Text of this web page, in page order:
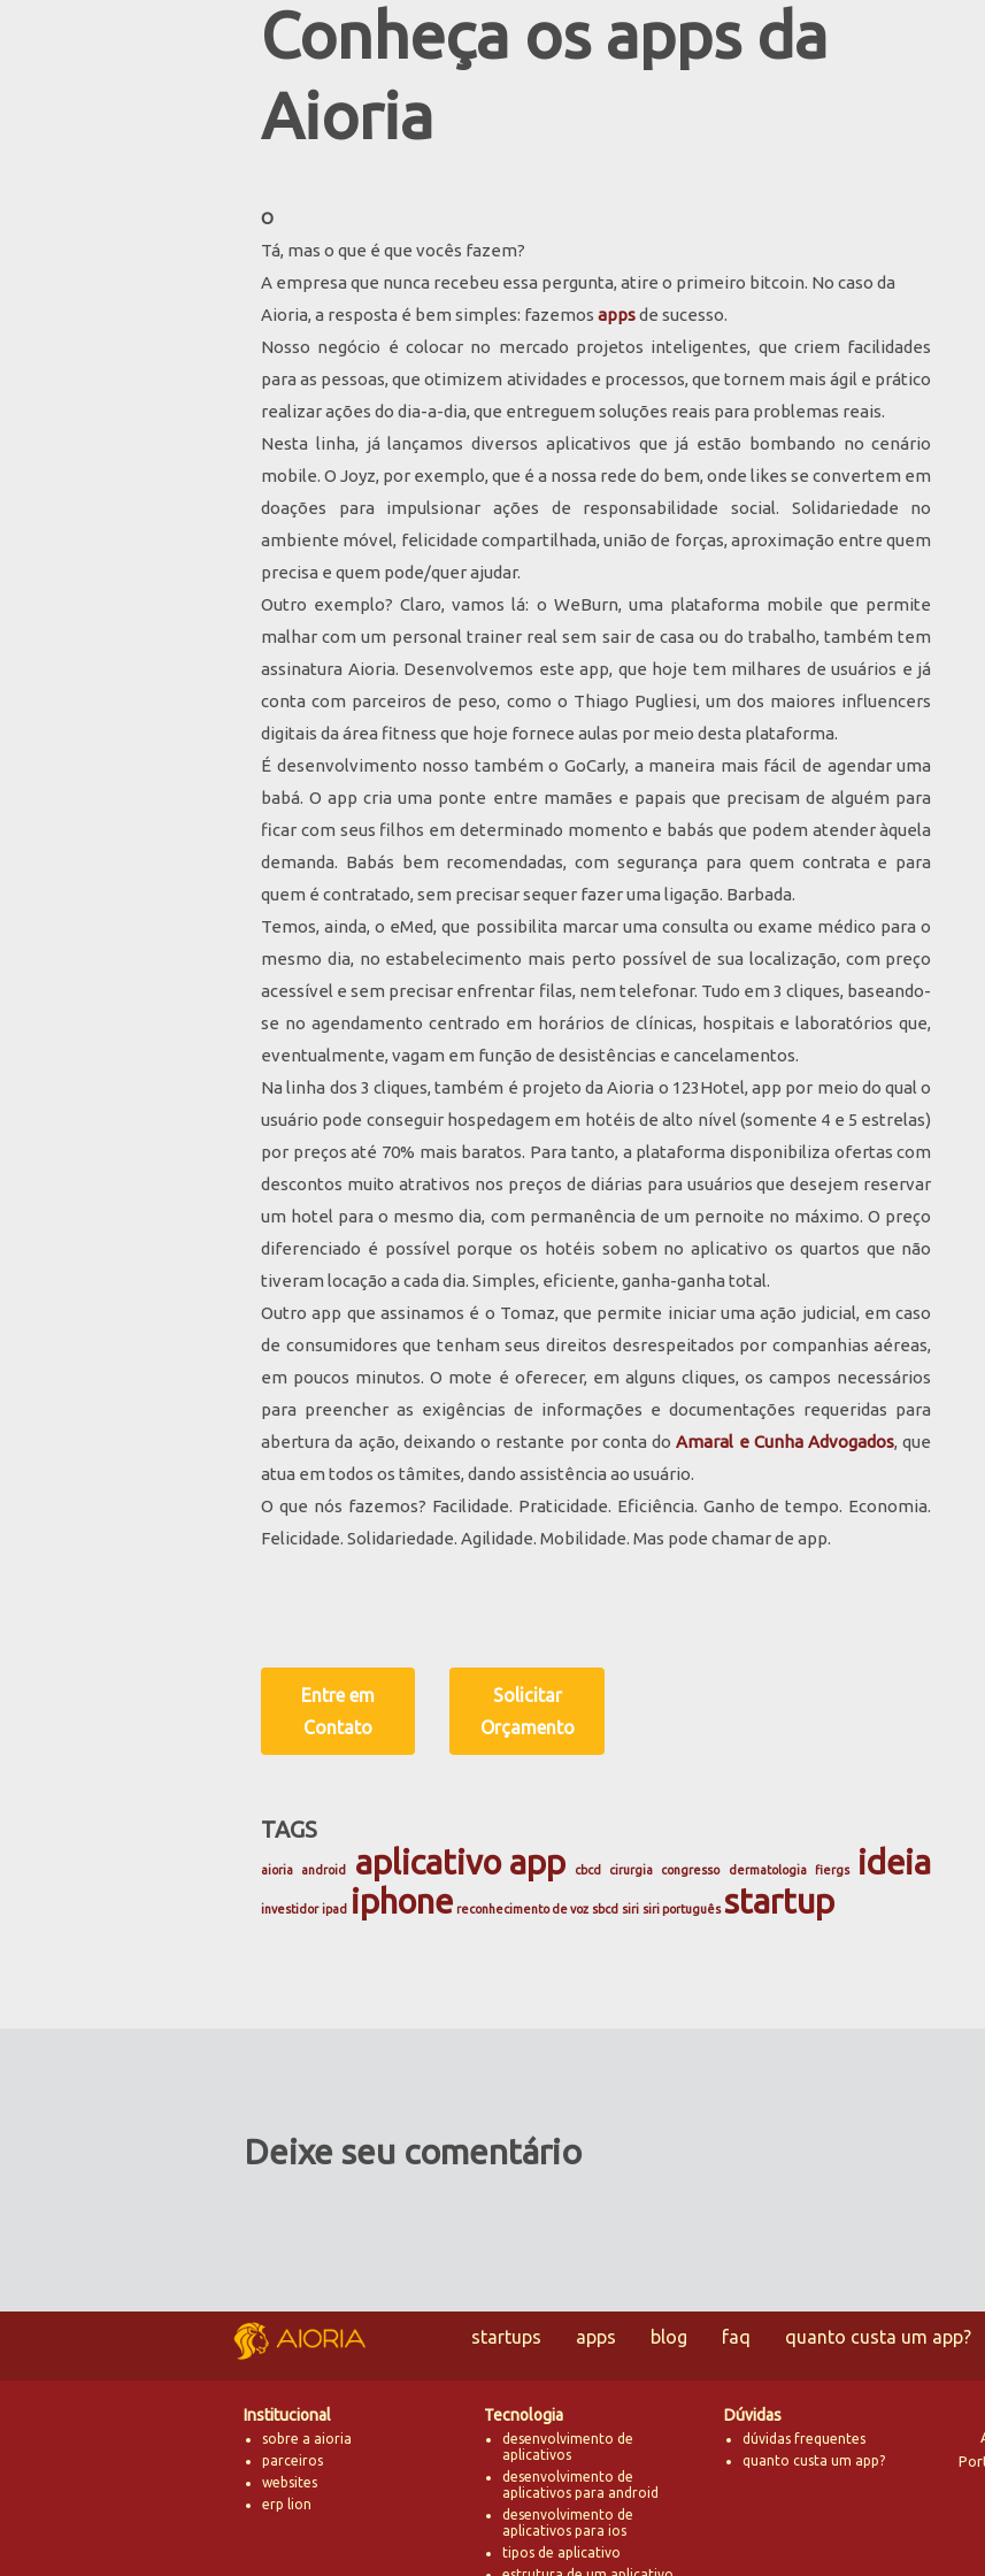
Conheça os apps da
Aioria
O
Tá, mas o que é que vocês fazem?
A empresa que nunca recebeu essa pergunta, atire o primeiro bitcoin. No caso da
Aioria, a resposta é bem simples: fazemos appsde sucesso.
Nosso negócio é colocar no mercado projetos inteligentes, que criem facilidades
para as pessoas, que otimizem atividades e processos, que tornem mais ágil e prático
realizar ações do dia-a-dia, que entreguem soluções reais para problemas reais.
Nesta linha, já lançamos diversos aplicativos que já estão bombando no cenário
mobile. O Joyz, por exemplo, que é a nossa rede do bem, onde likes se convertem em
doações para impulsionar ações de responsabilidade social. Solidariedade no
ambiente móvel, felicidade compartilhada, união de forças, aproximação entre quem
precisa e quem pode/quer ajudar.
Outro exemplo? Claro, vamos lá: o WeBurn, uma plataforma mobile que permite
malhar com um personal trainer real sem sair de casa ou do trabalho, também tem
assinatura Aioria. Desenvolvemos este app, que hoje tem milhares de usuários e já
conta com parceiros de peso, como o Thiago Pugliesi, um dos maiores influencers
digitais da área fitness que hoje fornece aulas por meio desta plataforma.
É desenvolvimento nosso também o GoCarly, a maneira mais fácil de agendar uma
babá. O app cria uma ponte entre mamães e papais que precisam de alguém para
ficar com seus filhos em determinado momento e babás que podem atender àquela
demanda. Babás bem recomendadas, com segurança para quem contrata e para
quem é contratado, sem precisar sequer fazer uma ligação. Barbada.
Temos, ainda, o eMed, que possibilita marcar uma consulta ou exame médico para o
mesmo dia, no estabelecimento mais perto possível de sua localização, com preço
acessível e sem precisar enfrentar filas, nem telefonar. Tudo em 3 cliques, baseando-
se no agendamento centrado em horários de clínicas, hospitais e laboratórios que,
eventualmente, vagam em função de desistências e cancelamentos.
Na linha dos 3 cliques, também é projeto da Aioria o 123Hotel, app por meio do qual o
usuário pode conseguir hospedagem em hotéis de alto nível (somente 4 e 5 estrelas)
por preços até 70% mais baratos. Para tanto, a plataforma disponibiliza ofertas com
descontos muito atrativos nos preços de diárias para usuários que desejem reservar
um hotel para o mesmo dia, com permanência de um pernoite no máximo. O preço
diferenciado é possível porque os hotéis sobem no aplicativo os quartos que não
tiveram locação a cada dia. Simples, eficiente, ganha-ganha total.
Outro app que assinamos é o Tomaz, que permite iniciar uma ação judicial, em caso
de consumidores que tenham seus direitos desrespeitados por companhias aéreas,
em poucos minutos. O mote é oferecer, em alguns cliques, os campos necessários
para preencher as exigências de informações e documentações requeridas para
abertura da ação, deixando o restante por conta doAmaral e Cunha Advogados, que
atua em todos os tâmites, dando assistência ao usuário.
O que nós fazemos? Facilidade. Praticidade. Eficiência. Ganho de tempo. Economia.
Felicidade. Solidariedade. Agilidade. Mobilidade. Mas pode chamar de app.
Entre em
Contato
Solicitar
Orçamento
TAGS
aioria android aplicativo app cbcd cirurgia congresso dermatologia fiergs ideia
investidor ipad iphone reconhecimento de voz sbcd siri siri português startup
Deixe seu comentário
startups apps blog faq quanto custa um app?
Institucional
sobre a aioria
parceiros
websites
erp lion
Tecnologia
desenvolvimento de
aplicativos
desenvolvimento de
aplicativos para android
desenvolvimento de
aplicativos para ios
tipos de aplicativo
Dúvidas
dúvidas frequentes
quanto custa um app?